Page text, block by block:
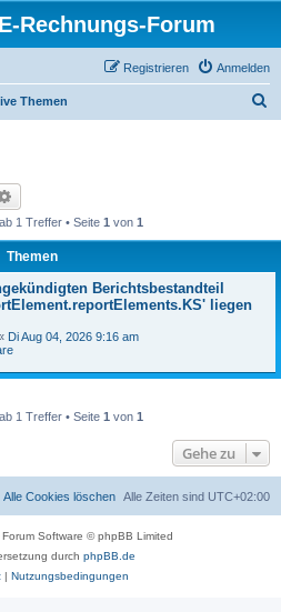
Rechnungs-Forum
Anmelden
Registrieren
Themen
1 Treffer • Seite 1 von 1
Themen
Berichtsbestandteil
liegen
Di Aug 04, 2026 9:16 am
1 Treffer • Seite 1 von 1
Gehe zu
Alle Zeiten sind UTC+02:00
Alle Cookies löschen
Software © phpBB Limited
durch phpBB.de
| Nutzungsbedingungen